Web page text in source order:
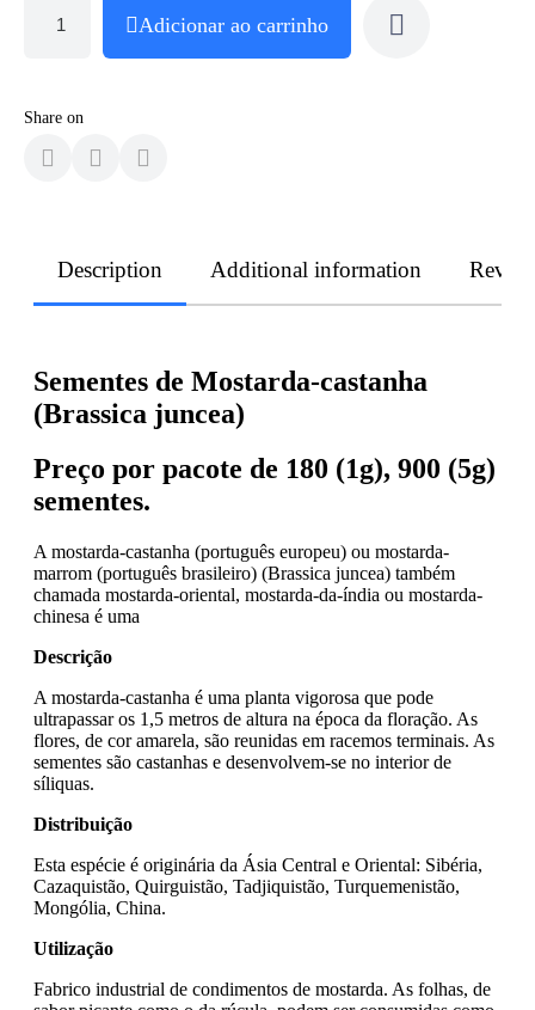
Adicionar ao carrinho
Share on
Description Additional information
Sementes de Mostarda-castanha
(Brassica juncea)
Preço por pacote de 180 (1g), 900 (5g)
sementes.
A mostarda-castanha (português europeu) ou mostarda-
marrom (português brasileiro) (Brassica juncea) também
chamada mostarda-oriental, mostarda-da-índia ou mostarda-
chinesa é uma
Descrição
A mostarda-castanha é uma planta vigorosa que pode
ultrapassar os 1,5 metros de altura na época da floração. As
flores, de cor amarela, são reunidas em racemos terminais. As
sementes são castanhas e desenvolvem-se no interior de
síliquas.
Distribuição
Esta espécie é originária da Ásia Central e Oriental: Sibéria,
Cazaquistão, Quirguistão, Tadjiquistão, Turquemenistão,
Mongólia, China.
Utilização
Fabrico industrial de condimentos de mostarda. As folhas, de